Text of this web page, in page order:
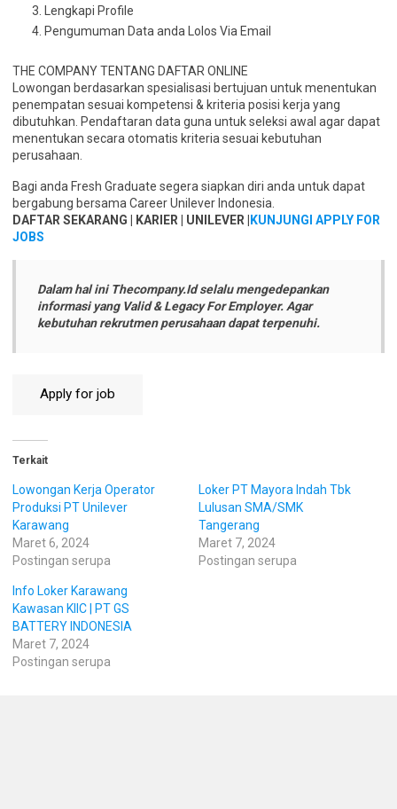
Lengkapi Profile
Pengumuman Data anda Lolos Via Email
THE COMPANY TENTANG DAFTAR ONLINE
Lowongan berdasarkan spesialisasi bertujuan untuk menentukan
penempatan sesuai kompetensi & kriteria posisi kerja yang
dibutuhkan. Pendaftaran data guna untuk seleksi awal agar dapat
menentukan secara otomatis kriteria sesuai kebutuhan
perusahaan.
Bagi anda Fresh Graduate segera siapkan diri anda untuk dapat
bergabung bersama Career Unilever Indonesia.
DAFTAR SEKARANG | KARIER | UNILEVER |
KUNJUNGI APPLY FOR
JOBS
Dalam hal iniThecompany.Idselalu mengedepankan
informasi yang Valid & Legacy For Employer. Agar
kebutuhan rekrutmen perusahaan dapat terpenuhi.
Terkait
Lowongan Kerja Operator
Produksi PT Unilever
Karawang
Maret 6, 2024
Postingan serupa
Loker PT Mayora Indah Tbk
Lulusan SMA/SMK
Tangerang
Maret 7, 2024
Postingan serupa
Info Loker Karawang
Kawasan KIIC | PT GS
BATTERY INDONESIA
Maret 7, 2024
Postingan serupa